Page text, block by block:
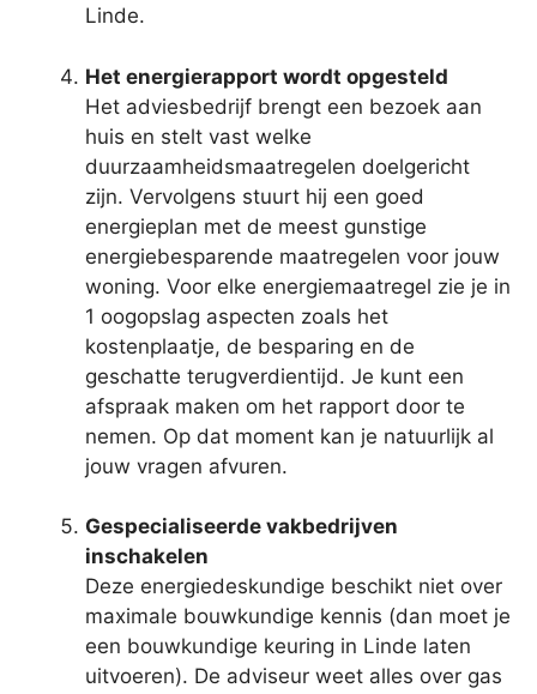
Linde.
Het energierapport wordt opgesteld
Het adviesbedrijf brengt een bezoek aan
huis en stelt vast welke
duurzaamheidsmaatregelen doelgericht
zijn. Vervolgens stuurt hij een goed
energieplan met de meest gunstige
energiebesparende maatregelen voor jouw
woning. Voor elke energiemaatregel zie je in
1 oogopslag aspecten zoals het
kostenplaatje, de besparing en de
geschatte terugverdientijd. Je kunt een
afspraak maken om het rapport door te
nemen. Op dat moment kan je natuurlijk al
jouw vragen afvuren.
Gespecialiseerde vakbedrijven
inschakelen
Deze energiedeskundige beschikt niet over
maximale bouwkundige kennis (dan moet je
een bouwkundige keuring in Linde laten
uitvoeren). De adviseur weet alles over gas